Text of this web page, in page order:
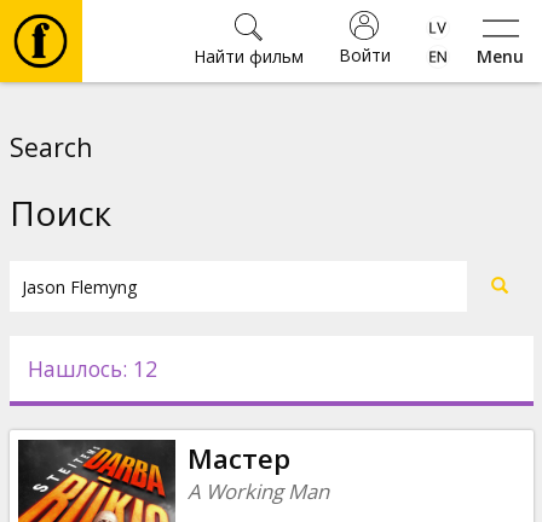
Menu
Войти
Найти фильм
Новости
Подарки
Search
Поиск
Нашлось: 12
Мастер
A Working Man